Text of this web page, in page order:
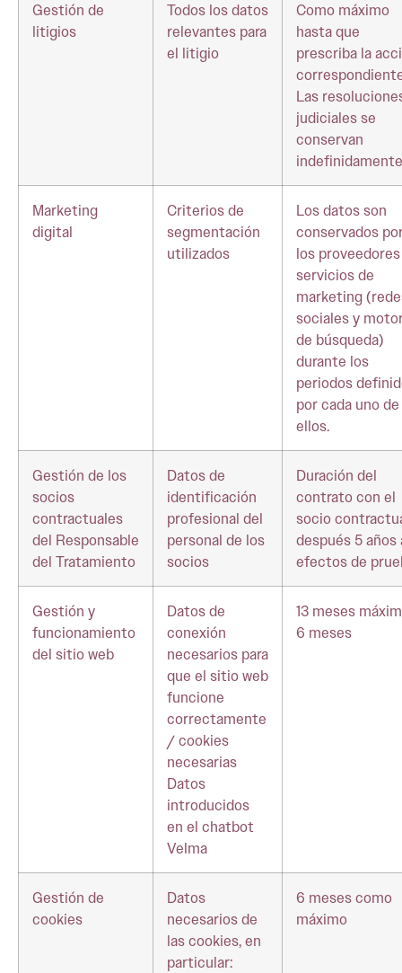
Gestión de
litigios
Todos los datos
relevantes para
el litigio
Como máximo
hasta que
prescriba la
Las
judiciales se
conservan
indefinidamente
Marketing
digital
Criterios de
segmentación
utilizados
Los datos son
conservados
los
servicios de
marketing
sociales y
de búsqueda)
durante los
periodos
por cada uno de
ellos.
Gestión de los
socios
contractuales
del Responsable
del Tratamiento
Datos de
identificación
profesional del
personal de los
socios
Duración del
contrato con el
socio
después 5 años
efectos de
Gestión y
funcionamiento
del sitio web
Datos de
conexión
necesarios para
que el sitio web
funcione
correctamente
/ cookies
necesarias
Datos
introducidos
en el chatbot
Velma
13 meses
6 meses
Gestión de
cookies
Datos
necesarios de
las cookies, en
particular:
6 meses como
máximo